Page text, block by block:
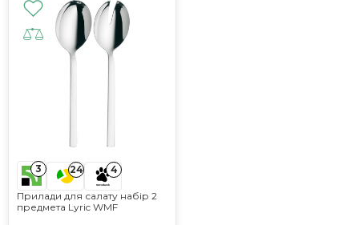
3 24 4
Прилади для салату набір 2
предмета Lyric WMF